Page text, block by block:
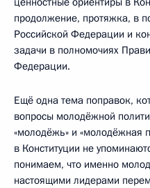
продолжение, протяжка, в
Российской Федерации и
задачи в полномочиях
Федерации.
Ещё одна тема поправок,
вопросы молодёжной
«молодёжь» и «молодёжная
в Конституции не
понимаем, что именно
настоящими лидерами